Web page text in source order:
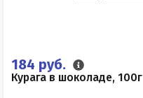
184 руб.
Курага в шоколаде, 100г